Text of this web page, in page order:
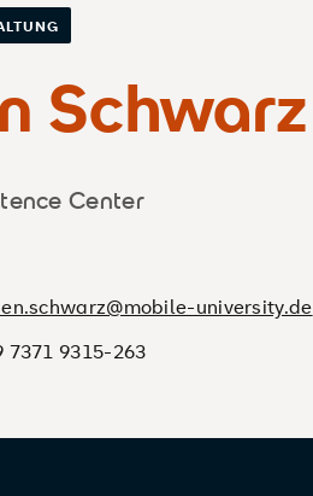
Schwarz
Center
university.de
7371 9315-263